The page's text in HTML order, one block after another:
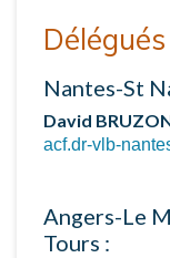
Nantes-St
David
acf.dr-vlb-
Angers-Le
Tours :